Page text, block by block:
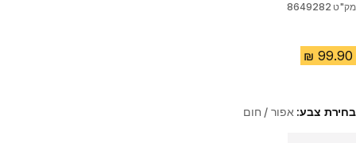
מק"ט 8649282
בחירת צבע: אפור / חום